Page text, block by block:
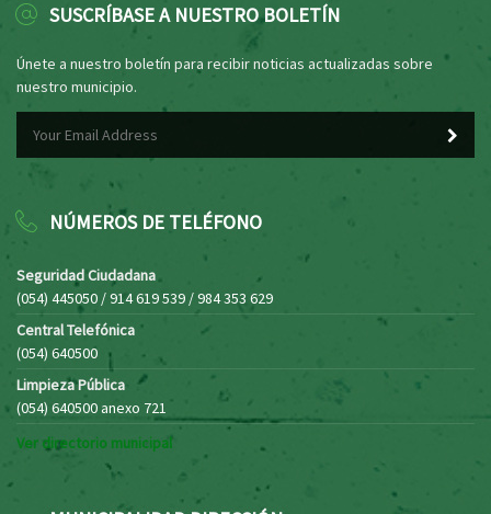
SUSCRÍBASE A NUESTRO BOLETÍN
Únete a nuestro boletín para recibir noticias actualizadas sobre
nuestro municipio.
NÚMEROS DE TELÉFONO
Seguridad Ciudadana
(054) 445050 / 914 619 539 / 984 353 629
Central Telefónica
(054) 640500
Limpieza Pública
(054) 640500 anexo 721
Ver directorio municipal